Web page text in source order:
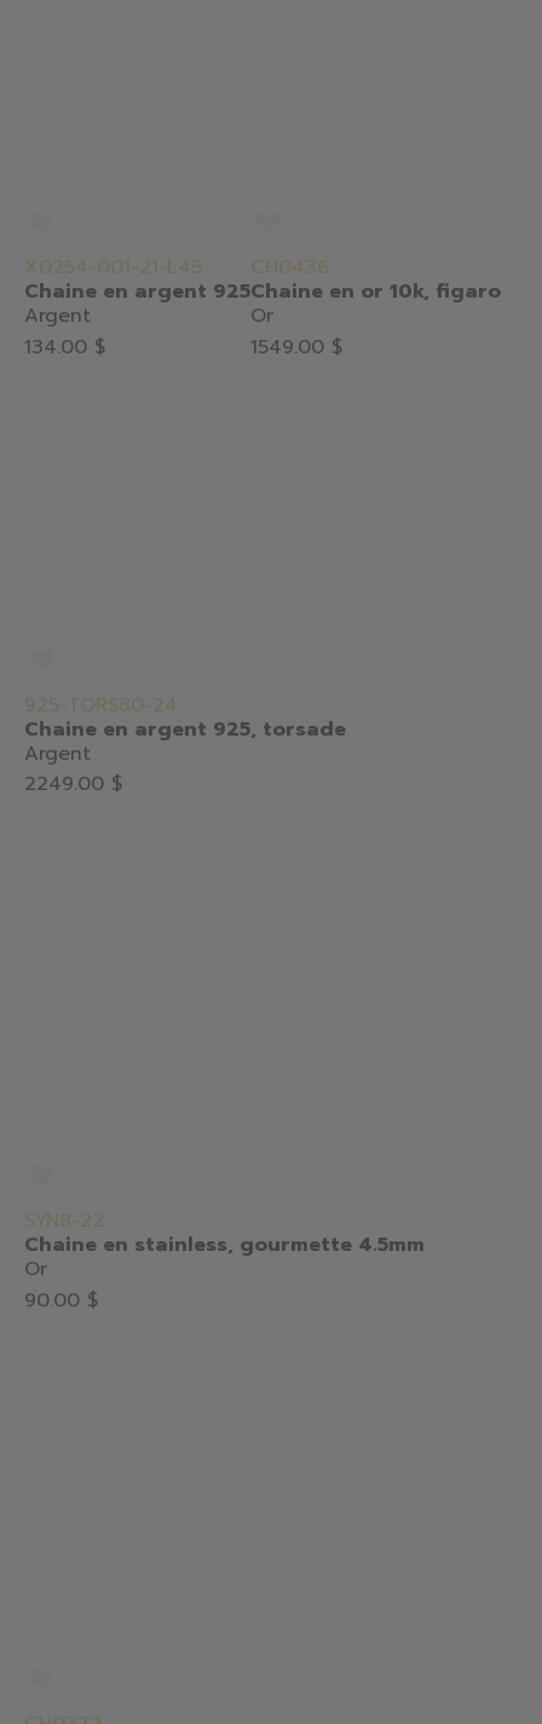
X0254-001-21-L45
Chaine en argent 925
Argent
134.00 $
CH0436
Chaine en or 10k, figaro
Or
1549.00 $
925-TORS80-24
Chaine en argent 925, torsade
Argent
2249.00 $
SYN8-22
Chaine en stainless, gourmette 4.5mm
Or
90.00 $